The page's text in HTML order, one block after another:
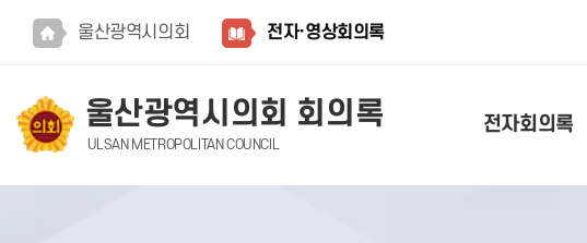
울산광역시의회
전자·영상회의록
울산광역시의회 회의록
ULSAN METROPOLITAN COUNCIL
전자회의록